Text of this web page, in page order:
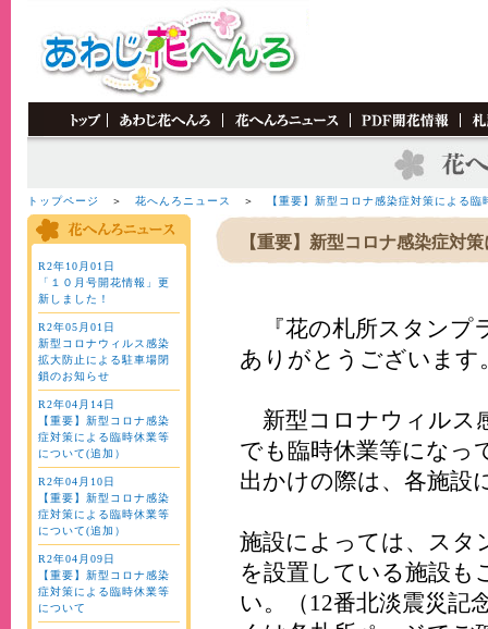
"MM_swapImgRestore()" />
トップページ ＞ 花へんろニュース ＞ 【重要】新型コロナ感染症対策による
R2年10月01日
「１０月号開花情報」更
新しました！
R2年05月01日
新型コロナウィルス感染
拡大防止による駐車場閉
鎖のお知らせ
R2年04月14日
【重要】新型コロナ感染
症対策による臨時休業等
について(追加）
R2年04月10日
【重要】新型コロナ感染
症対策による臨時休業等
について(追加）
R2年04月09日
【重要】新型コロナ感染
症対策による臨時休業等
について
【重要】新型コロナ感染症対
『花の札所スタンプ
ありがとうございます
新型コロナウィルス
でも臨時休業等になっ
出かけの際は、各施設
施設によっては、スタ
を設置している施設も
い。（12番北淡震災記